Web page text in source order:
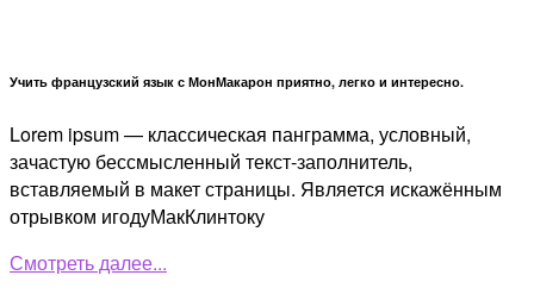
Учить французский язык с МонМакарон приятно, легко и интересно.
Lorem ipsum — классическая панграмма, условный,
зачастую бессмысленный текст-заполнитель,
вставляемый в макет страницы. Является искажённым
отрывком игодуМакКлинтоку
Смотреть далее...